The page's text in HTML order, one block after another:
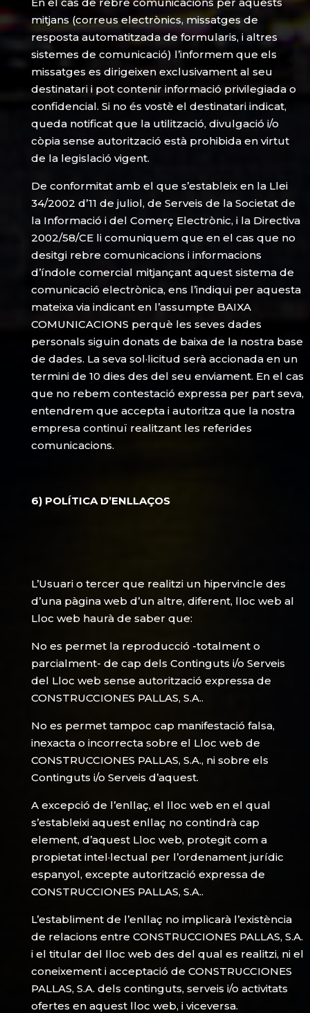
mitjans (correus electrònics, missatges de
resposta automatitzada de formularis, i altres
sistemes de comunicació) l’informem que els
missatges es dirigeixen exclusivament al seu
destinatari i pot contenir informació privilegiada o
confidencial. Si no és vostè el destinatari indicat,
queda notificat que la utilització, divulgació i/o
còpia sense autorització està prohibida en virtut
de la legislació vigent.
De conformitat amb el que s’estableix en la Llei
34/2002 d’11 de juliol, de Serveis de la Societat de
la Informació i del Comerç Electrònic, i la Directiva
2002/58/CE li comuniquem que en el cas que no
desitgi rebre comunicacions i informacions
d’índole comercial mitjançant aquest sistema de
comunicació electrònica, ens l’indiqui per aquesta
mateixa via indicant en l’assumpte BAIXA
COMUNICACIONS perquè les seves dades
personals siguin donats de baixa de la nostra base
de dades. La seva sol·licitud serà accionada en un
termini de 10 dies des del seu enviament. En el cas
que no rebem contestació expressa per part seva,
entendrem que accepta i autoritza que la nostra
empresa continuï realitzant les referides
comunicacions.
6) POLÍTICA D’ENLLAÇOS
L’Usuari o tercer que realitzi un hipervincle des
d’una pàgina web d’un altre, diferent, lloc web al
Lloc web haurà de saber que:
No es permet la reproducció -totalment o
parcialment- de cap dels Continguts i/o Serveis
del Lloc web sense autorització expressa de
CONSTRUCCIONES PALLAS, S.A..
No es permet tampoc cap manifestació falsa,
inexacta o incorrecta sobre el Lloc web de
CONSTRUCCIONES PALLAS, S.A., ni sobre els
Continguts i/o Serveis d’aquest.
A excepció de l’enllaç, el lloc web en el qual
s’estableixi aquest enllaç no contindrà cap
element, d’aquest Lloc web, protegit com a
propietat intel·lectual per l’ordenament jurídic
espanyol, excepte autorització expressa de
CONSTRUCCIONES PALLAS, S.A..
L’establiment de l’enllaç no implicarà l’existència
de relacions entre CONSTRUCCIONES PALLAS, S.A.
i el titular del lloc web des del qual es realitzi, ni el
coneixement i acceptació de CONSTRUCCIONES
PALLAS, S.A. dels continguts, serveis i/o activitats
ofertes en aquest lloc web, i viceversa.